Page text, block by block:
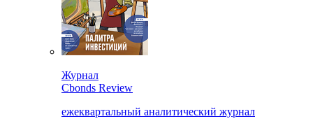
Журнал
Cbonds Review
ежеквартальный аналитический журнал